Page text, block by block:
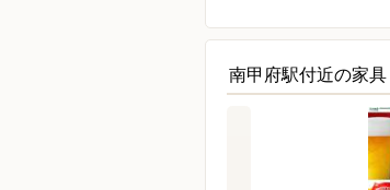
南甲府駅付近の家